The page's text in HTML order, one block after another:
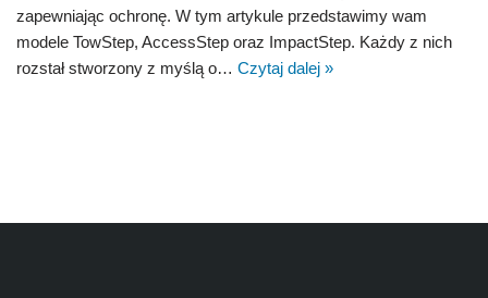
zapewniając ochronę. W tym artykule przedstawimy wam
modele TowStep, AccessStep oraz ImpactStep. Każdy z nich
rozstał stworzony z myślą o… Czytaj dalej »